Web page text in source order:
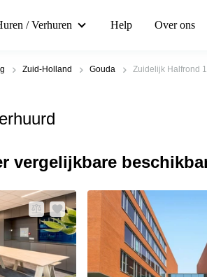
/ Verhuren Help Over ons
Zuid-Holland Gouda Zuidelijk Halfrond 1
vergelijkbare